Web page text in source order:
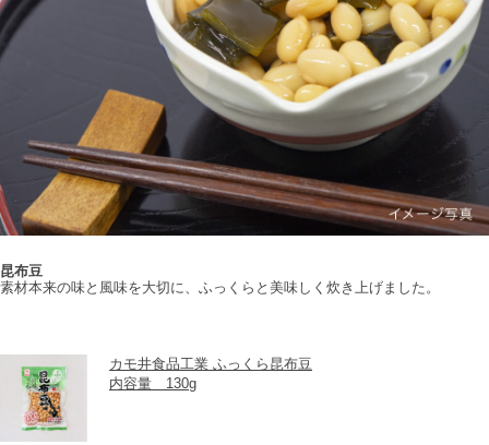
昆布豆
素材本来の味と風味を大切に、ふっくらと美味しく炊き上げました。
カモ井食品工業 ふっくら昆布豆
内容量　130g